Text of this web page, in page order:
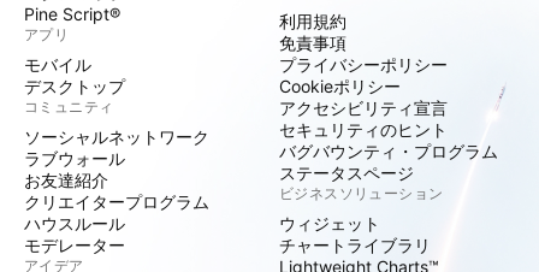
Pine Script®
アプリ
モバイル
デスクトップ
コミュニティ
ソーシャルネットワーク
ラブウォール
お友達紹介
クリエイタープログラム
ハウスルール
モデレーター
アイデア
利用規約
免責事項
プライバシーポリシー
Cookieポリシー
アクセシビリティ宣言
セキュリティのヒント
バグバウンティ・プログラム
ステータスページ
ビジネスソリューション
ウィジェット
チャートライブラリ
Lightweight Charts™